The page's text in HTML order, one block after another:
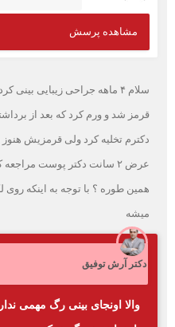
مشاهده پرسش
سلام ۴ ماهه جراحی زیبایی
قرمز شد و ورم کرد که بعد از
دکترم تخلیه کرد ولی قرمزیش
عرض ۲ سانت دکتر پوست
همین طوره ؟ با توجه به اینکه
میشه
دکتر آرش توفیق
والا اونجای بینی رگ مهمی